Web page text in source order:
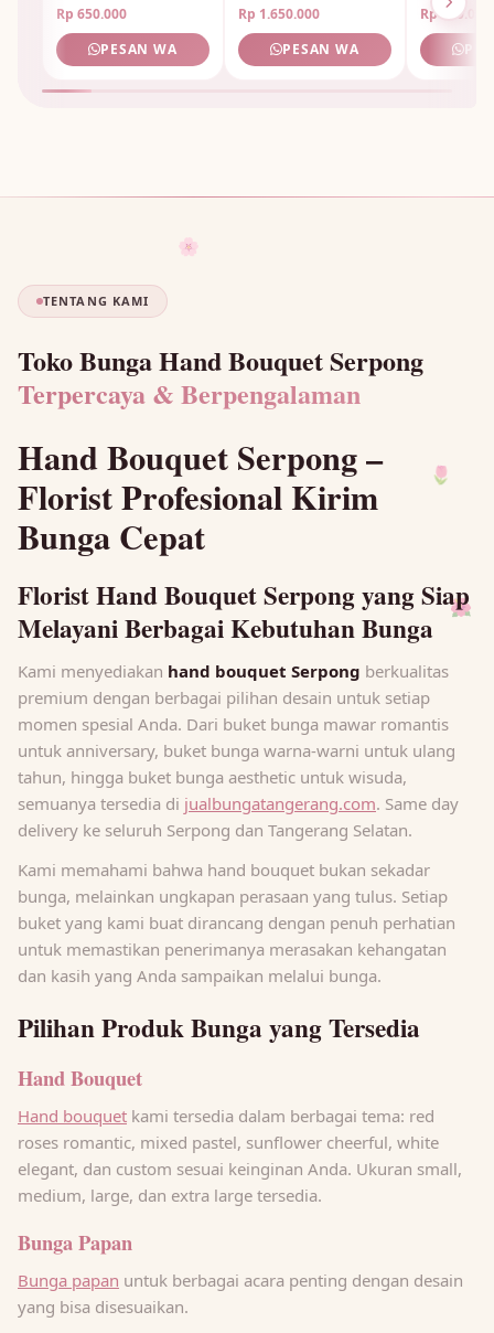
Rp 650.000
PESAN WA
Rp 1.650.000
PESAN WA
Rp 950.000
🌷
🌸
TENTANG KAMI
Toko Bunga Hand Bouquet Serpong
Terpercaya & Berpengalaman
Hand Bouquet Serpong –
Florist Profesional Kirim
Bunga Cepat
Florist Hand Bouquet Serpong yang Siap
Melayani Berbagai Kebutuhan Bunga
Kami menyediakan hand bouquet Serpong berkualitas
premium dengan berbagai pilihan desain untuk setiap
momen spesial Anda. Dari buket bunga mawar romantis
untuk anniversary, buket bunga warna-warni untuk ulang
tahun, hingga buket bunga aesthetic untuk wisuda,
semuanya tersedia di jualbungatangerang.com. Same day
delivery ke seluruh Serpong dan Tangerang Selatan.
Kami memahami bahwa hand bouquet bukan sekadar
bunga, melainkan ungkapan perasaan yang tulus. Setiap
buket yang kami buat dirancang dengan penuh perhatian
untuk memastikan penerimanya merasakan kehangatan
dan kasih yang Anda sampaikan melalui bunga.
Pilihan Produk Bunga yang Tersedia
Hand Bouquet
Hand bouquet kami tersedia dalam berbagai tema: red
roses romantic, mixed pastel, sunflower cheerful, white
elegant, dan custom sesuai keinginan Anda. Ukuran small,
medium, large, dan extra large tersedia.
Bunga Papan
Bunga papan untuk berbagai acara penting dengan desain
yang bisa disesuaikan.